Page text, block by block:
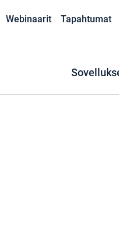
Webinaarit Tapahtumat